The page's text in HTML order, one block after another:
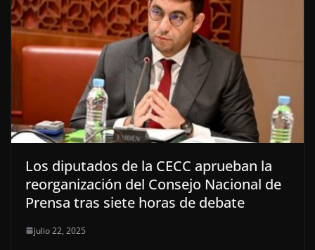
Los diputados de la CECC aprueban la
reorganización del Consejo Nacional de
Prensa tras siete horas de debate
julio 22, 2025